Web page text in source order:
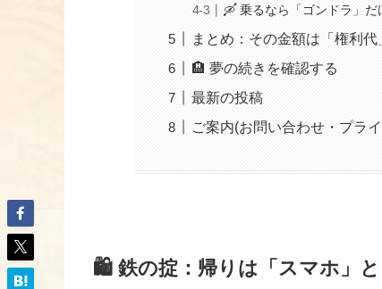
🛶 乗るなら「ゴンドラ」だ
まとめ：その金額は「権利代
🏨 夢の続きを確認する
最新の投稿
ご案内(お問い合わせ・プラ
🛍️ 鉄の掟：帰りは「スマホ」